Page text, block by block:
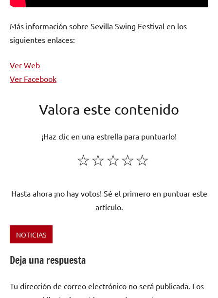
Más información sobre Sevilla Swing Festival en los
siguientes enlaces:
Ver Web
Ver Facebook
Valora este contenido
¡Haz clic en una estrella para puntuarlo!
☆
☆
☆
☆
☆
Hasta ahora ¡no hay votos! Sé el primero en puntuar este
artículo.
Dr.
Miracle
NOTICIAS
Deja una respuesta
Tu dirección de correo electrónico no será publicada. Los